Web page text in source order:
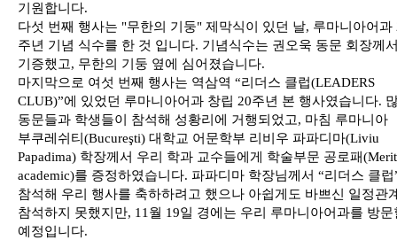
기원합니다.
다섯 번째 행사는 "무한의 기둥" 제막식이 있던 날, 루마니아어과
주년 기념 식수를 한 것 입니다. 기념식수는 권오욱 동문 회장께
기증했고, 무한의 기둥 옆에 심어졌습니다.
마지막으로 여섯 번째 행사는 역삼역 “리더스 클럽(LEADERS
CLUB)”에 있었던 루마니아어과 창립 20주년 본 행사였습니다.
동문들과 학생들이 참석해 성황리에 거행되었고, 마침 루마니아
부쿠레쉬티(Bucureşti) 대학교 어문학부 리비우 파파디마(Liviu
Papadima) 학장께서 우리 학과 교수들에게 학술부문 공로패
academic)를 증정하였습니다. 파파디마 학장님께서 “리더스 클럽
참석해 우리 행사를 축하하려고 했으나 아쉽게도 바쁘신 일정관
참석하지 못했지만, 11월 19일 경에는 우리 루마니아어과를 방문
예정입니다.